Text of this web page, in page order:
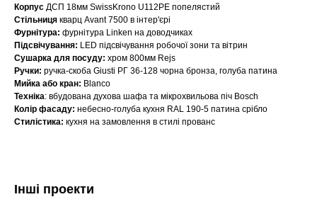
Корпус ДСП 18мм SwissKrono U112PE попелястий
Стільниця кварц Avant 7500 в інтер'єрі
Фурнітура: фурнітура Linken на доводчиках
Підсвічування: LED підсвічування робочої зони та вітрин
Сушарка для посуду: хром 800мм Rejs
Ручки: ручка-скоба Giusti РГ 36-128 чорна бронза, голуба патина
Мийка або кран: Blanco
Техніка: вбудована духова шафа та мікрохвильова піч Bosch
Колір фасаду: небесно-голуба кухня RAL 190-5 патина срібло
Стилістика: кухня на замовлення в стилі прованс
Інші проекти